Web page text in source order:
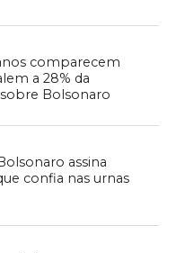
comparecem
a 28% da
Bolsonaro
assina
confia nas urnas